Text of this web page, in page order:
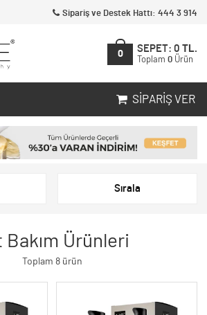
Sipariş ve Destek Hattı: 444 3 914
0
SEPET: 0 TL.
Toplam 0 Ürün
SIPARIŞ VER
Sırala
Bakım Ürünleri
Toplam 8 ürün